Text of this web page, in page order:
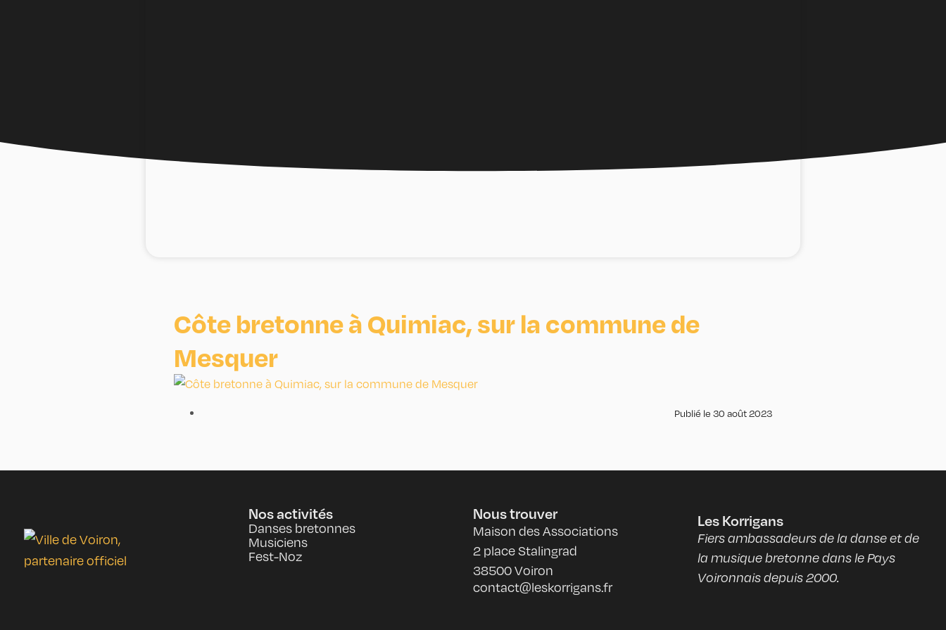
Côte bretonne à Quimiac, sur la commune de
Mesquer
Publié le 30 août 2023
Nos activités
Danses bretonnes
Musiciens
Fest-Noz
Nous trouver
Maison des Associations
2 place Stalingrad
38500 Voiron
contact@leskorrigans.fr
Les Korrigans
Fiers ambassadeurs de la danse et de
la musique bretonne dans le Pays
Voironnais depuis 2000.